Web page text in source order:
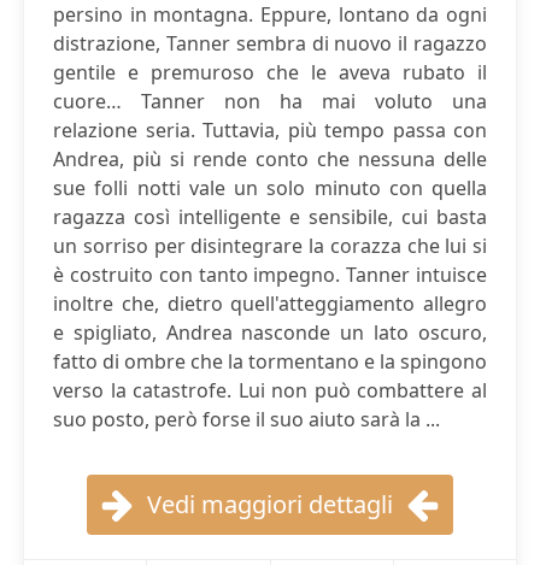
persino in montagna. Eppure, lontano da ogni
distrazione, Tanner sembra di nuovo il ragazzo
gentile e premuroso che le aveva rubato il
cuore… Tanner non ha mai voluto una
relazione seria. Tuttavia, più tempo passa con
Andrea, più si rende conto che nessuna delle
sue folli notti vale un solo minuto con quella
ragazza così intelligente e sensibile, cui basta
un sorriso per disintegrare la corazza che lui si
è costruito con tanto impegno. Tanner intuisce
inoltre che, dietro quell'atteggiamento allegro
e spigliato, Andrea nasconde un lato oscuro,
fatto di ombre che la tormentano e la spingono
verso la catastrofe. Lui non può combattere al
suo posto, però forse il suo aiuto sarà la ...
Vedi maggiori dettagli